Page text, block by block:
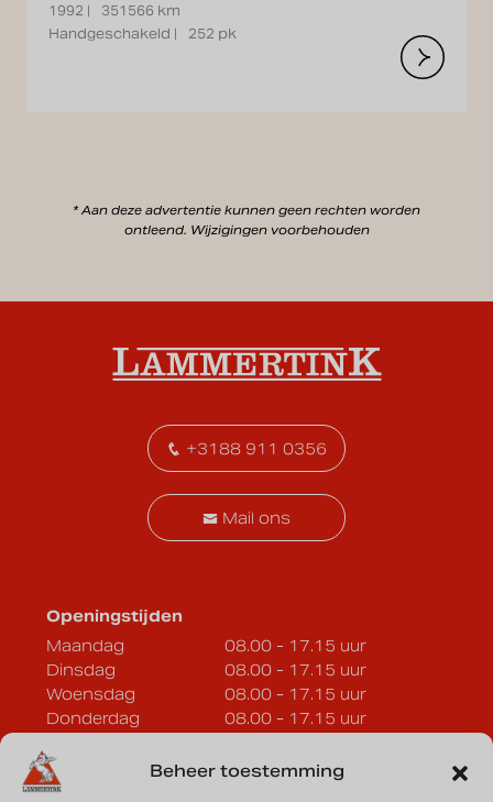
Beheer toestemming
1992 |
351566 km
Handgeschakeld |
252 pk
* Aan deze advertentie kunnen geen rechten worden
ontleend. Wijzigingen voorbehouden
Openingstijden
Maandag
08.00 - 17.15 uur
Dinsdag
08.00 - 17.15 uur
Woensdag
08.00 - 17.15 uur
Donderdag
08.00 - 17.15 uur
Zaterdag
Op afspraak
Zondag
+3188 911 0356
Mail ons